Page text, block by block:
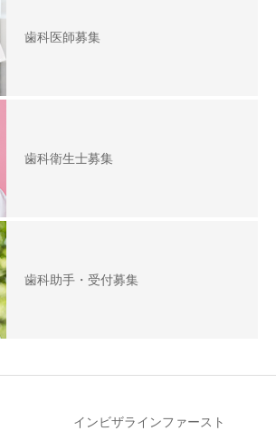
歯科医師募集
歯科衛生士募集
歯科助手・受付募集
インビザラインファースト